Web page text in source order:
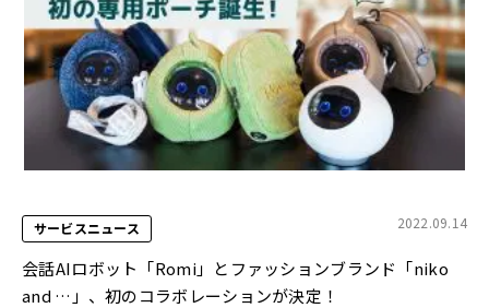
サービスニュース 2022.09.14
会話AIロボット「Romi」とファッションブランド「niko
and …」、初のコラボレーションが決定！